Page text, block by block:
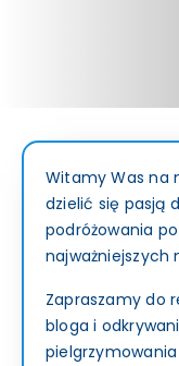
Witamy Was na
dzielić się pasją
podróżowania
najważniejszych
Zapraszamy do
bloga i
pielgrzymowania